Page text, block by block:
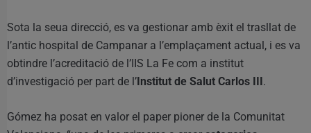
Sota la seua direcció, es va gestionar amb èxit el trasllat de
l’antic hospital de Campanar a l’emplaçament actual, i es va
obtindre l’acreditació de l’IIS La Fe com a institut
d’investigació per part de l’Institut de Salut Carlos III.
Gómez ha posat en valor el paper pioner de la Comunitat